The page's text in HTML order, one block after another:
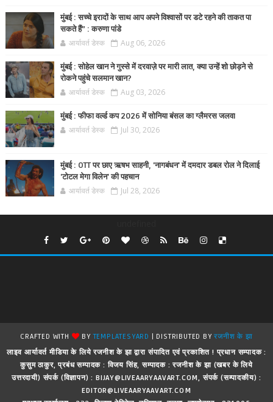
मुंबई : सच्चे इरादों के साथ आप अपने विश्वासों पर डटे रहने की ताकत पा
सकते हैं” : करुणा पांडे
आर्यावर्त डेस्क Aug 06, 2026
मुंबई : सोहेल खान ने गुस्से में दरवाज़े पर मारी लात, क्या उन्हें शो छोड़ने से
रोकने पहुंचे सलमान खान?
आर्यावर्त डेस्क Aug 03, 2026
मुंबई : फीफा वर्ल्ड कप 2026 में सोनिया बंसल का ग्लैमरस जलवा
आर्यावर्त डेस्क Jul 30, 2026
मुंबई : OTT पर छाए ऋषभ साहनी, 'नागबंधन' में दमदार डबल रोल ने दिलाई
'टोटल मेगा विलेन' की पहचान
आर्यावर्त डेस्क Jul 28, 2026
CRAFTED WITH BYTEMPLATESYARD | DISTRIBUTED BYरजनीश के झा
लाइव आर्यावर्त मीडिया के लिये रजनीश के झा द्वारा संपादित एवं प्रकाशित ! प्रधान सम्पादक :
कुसुम ठाकुर, प्रबंध सम्पादक : विजय सिंह, सम्पादक : रजनीश के झा (खबर के लिये
उत्तरदायी) संपर्क (विज्ञापन) : BIJAY@LIVEAARYAAVART.COM, संपर्क (सम्पादकीय) :
EDITOR@LIVEAARYAAVART.COM